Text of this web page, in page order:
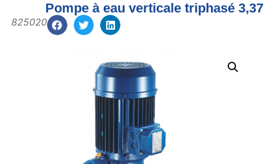
Pompe à eau verticale triphasé 3,37
825020